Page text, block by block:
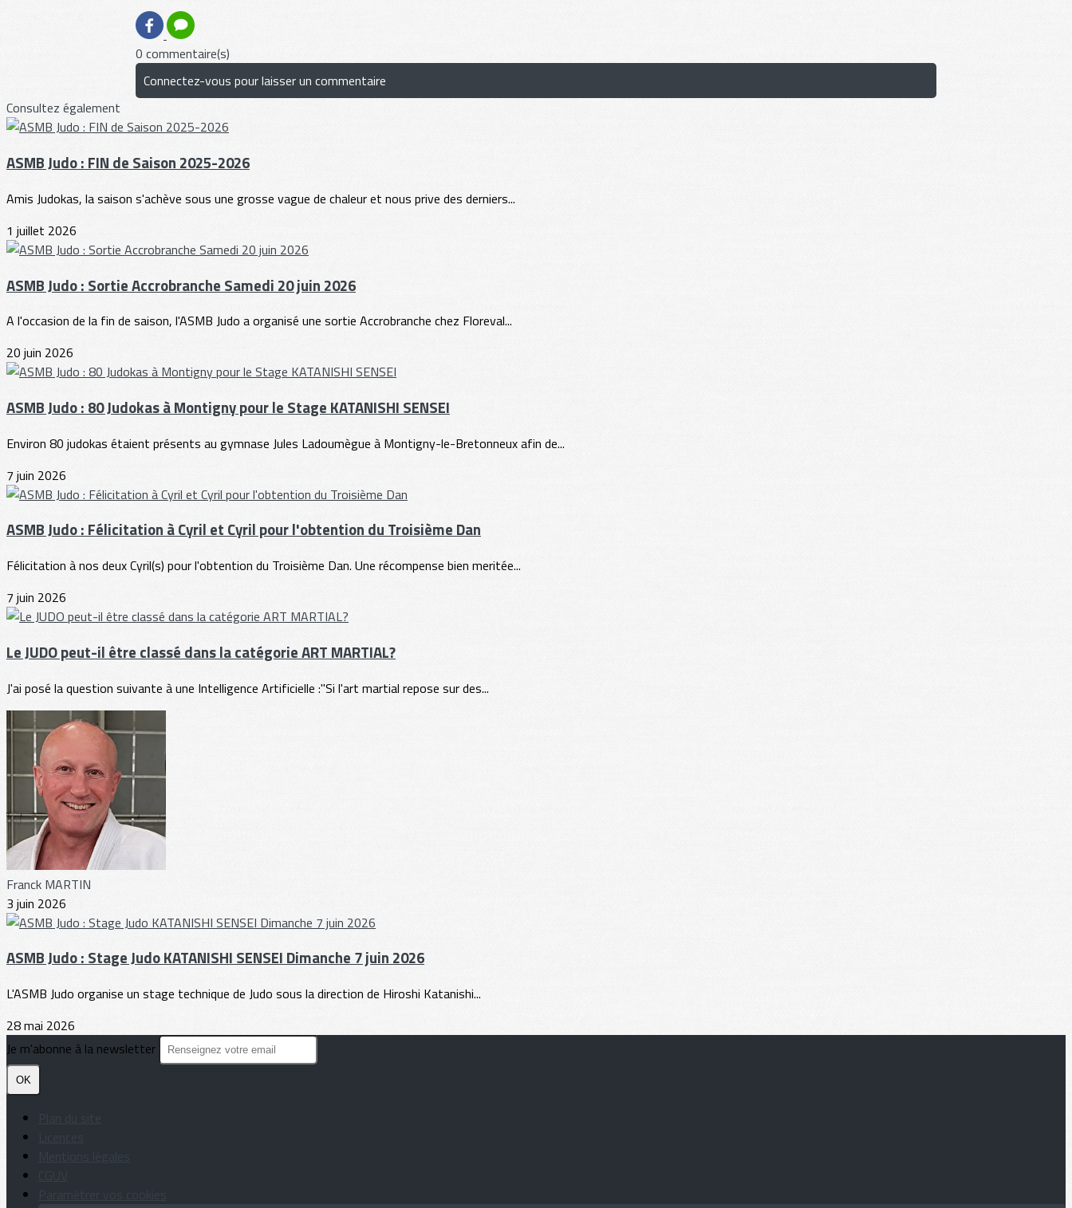
0 commentaire(s)
Connectez-vous pour laisser un commentaire
Consultez également
ASMB Judo : FIN de Saison 2025-2026
Amis Judokas, la saison s'achève sous une grosse vague de chaleur et nous prive des derniers...
1 juillet 2026
ASMB Judo : Sortie Accrobranche Samedi 20 juin 2026
A l'occasion de la fin de saison, l'ASMB Judo a organisé une sortie Accrobranche chez Floreval...
20 juin 2026
ASMB Judo : 80 Judokas à Montigny pour le Stage KATANISHI SENSEI
Environ 80 judokas étaient présents au gymnase Jules Ladoumègue à Montigny-le-Bretonneux afin de...
7 juin 2026
ASMB Judo : Félicitation à Cyril et Cyril pour l'obtention du Troisième Dan
Félicitation à nos deux Cyril(s) pour l'obtention du Troisième Dan. Une récompense bien meritée...
7 juin 2026
Le JUDO peut-il être classé dans la catégorie ART MARTIAL?
J'ai posé la question suivante à une Intelligence Artificielle :"Si l'art martial repose sur des...
Franck MARTIN
3 juin 2026
ASMB Judo : Stage Judo KATANISHI SENSEI Dimanche 7 juin 2026
L'ASMB Judo organise un stage technique de Judo sous la direction de Hiroshi Katanishi...
28 mai 2026
Je m'abonne à la newsletter
OK